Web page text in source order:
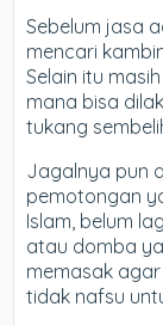
Sebelum jasa
mencari
Selain itu
mana bisa
tukang
Jagalnya pun
pemotongan
Islam, belum
atau domba
memasak
tidak nafsu